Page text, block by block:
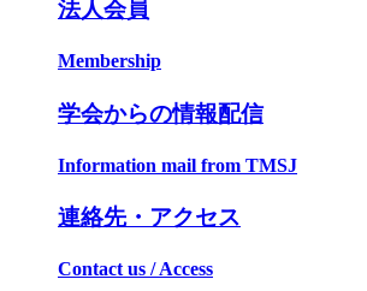
法人会員
Membership
学会からの情報配信
Information mail from TMSJ
連絡先・アクセス
Contact us / Access